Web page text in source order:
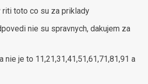
riti toto co su za priklady
nie su spravnych, dakujem za
nie je to 11,21,31,41,51,61,71,81,91 a